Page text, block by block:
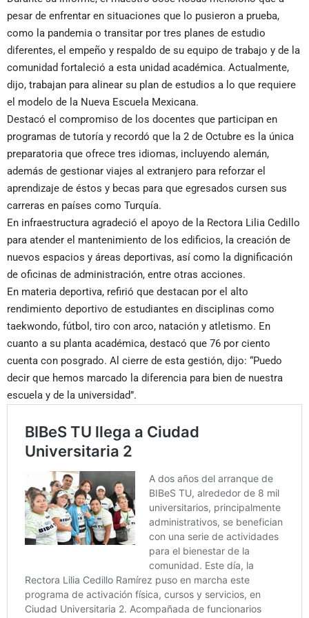
pesar de enfrentar en situaciones que lo pusieron a prueba,
como la pandemia o transitar por tres planes de estudio
diferentes, el empeño y respaldo de su equipo de trabajo y de la
comunidad fortaleció a esta unidad académica. Actualmente,
dijo, trabajan para alinear su plan de estudios a lo que requiere
el modelo de la Nueva Escuela Mexicana.
Destacó el compromiso de los docentes que participan en
programas de tutoría y recordó que la 2 de Octubre es la única
preparatoria que ofrece tres idiomas, incluyendo alemán,
además de gestionar viajes al extranjero para reforzar el
aprendizaje de éstos y becas para que egresados cursen sus
carreras en países como Turquía.
En infraestructura agradeció el apoyo de la Rectora Lilia Cedillo
para atender el mantenimiento de los edificios, la creación de
nuevos espacios y áreas deportivas, así como la dignificación
de oficinas de administración, entre otras acciones.
En materia deportiva, refirió que destacan por el alto
rendimiento deportivo de estudiantes en disciplinas como
taekwondo, fútbol, tiro con arco, natación y atletismo. En
cuanto a su planta académica, destacó que 76 por ciento
cuenta con posgrado. Al cierre de esta gestión, dijo: “Puedo
decir que hemos marcado la diferencia para bien de nuestra
escuela y de la universidad”.